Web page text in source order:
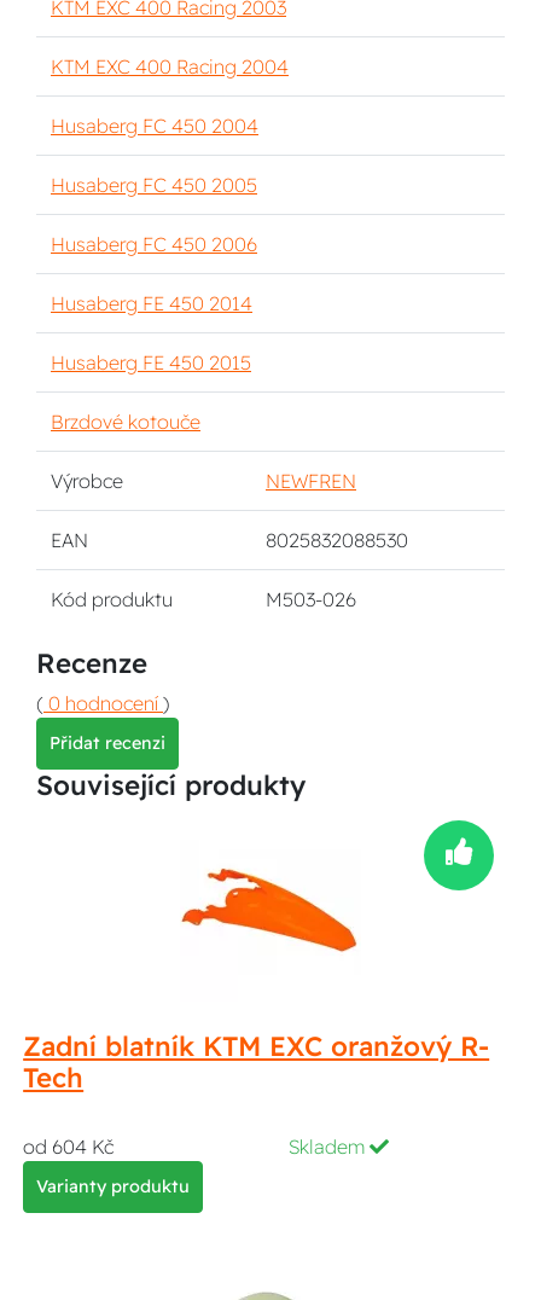
KTM EXC 400 Racing 2003
KTM EXC 400 Racing 2004
Husaberg FC 450 2004
Husaberg FC 450 2005
Husaberg FC 450 2006
Husaberg FE 450 2014
Husaberg FE 450 2015
Brzdové kotouče
Výrobce NEWFREN
EAN 8025832088530
Kód produktu M503-026
Recenze
( 0 hodnocení )
Přidat recenzi
Související produkty
Zadní blatník KTM EXC oranžový R-
Tech
od 604 Kč Skladem
Varianty produktu